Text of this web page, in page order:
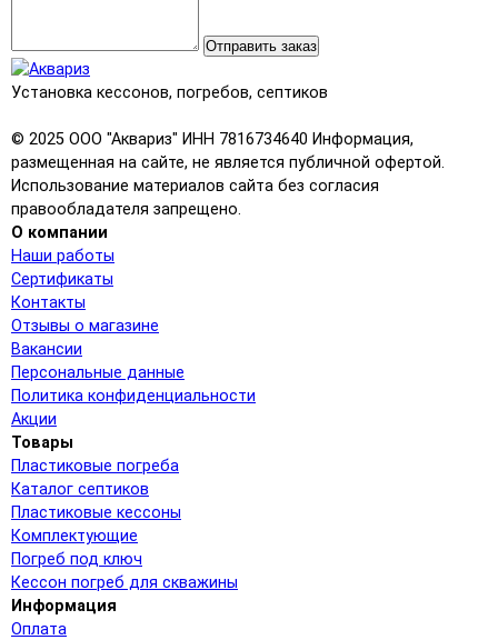
Отправить заказ
Установка кессонов, погребов, септиков
© 2025 ООО "Аквариз" ИНН 7816734640 Информация,
размещенная на сайте, не является публичной офертой.
Использование материалов сайта без согласия
правообладателя запрещено.
О компании
Наши работы
Сертификаты
Контакты
Отзывы о магазине
Вакансии
Персональные данные
Политика конфиденциальности
Акции
Товары
Пластиковые погреба
Каталог септиков
Пластиковые кессоны
Комплектующие
Погреб под ключ
Кессон погреб для скважины
Информация
Оплата